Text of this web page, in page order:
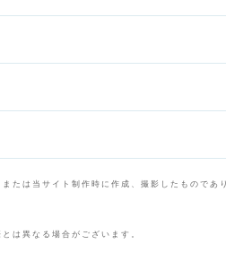
たは当サイト制作時に作成、撮影したものであ
は異なる場合がございます。